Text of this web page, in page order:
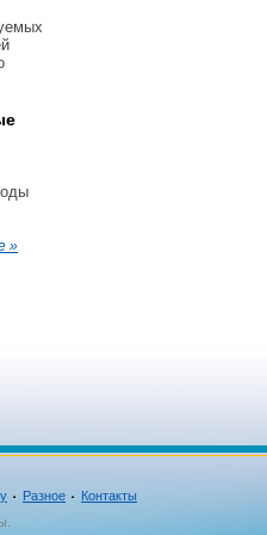
»
Разное
Контакты